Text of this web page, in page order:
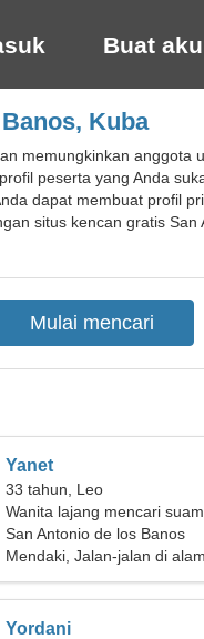
Buat
Kuba
memungkinkan anggota
peserta yang Anda
dapat membuat profil
situs kencan gratis San
Yanet
33 tahun, Leo
Wanita lajang mencari
San Antonio de los Banos
Mendaki, Jalan-jalan di
Yordani